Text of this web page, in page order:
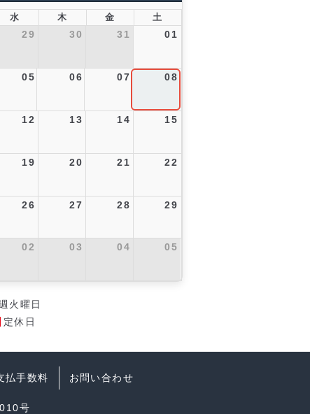
水 木 金 土
29 30 31 01
05 06 07 08
12 13 14 15
19 20 21 22
26 27 28 29
02 03 04 05
火曜日
定休日
払手数料 お問い合わせ
号